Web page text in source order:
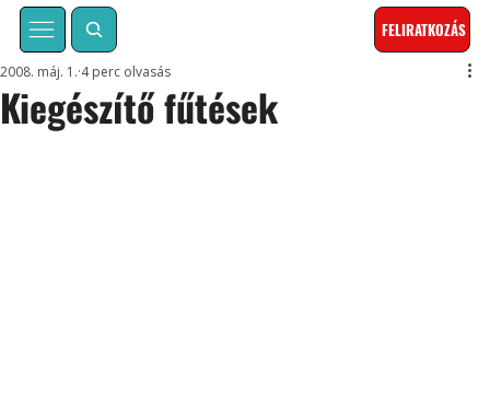
FELIRATKOZÁS
Kiegészítő fűtések
2008. máj. 1. 4 perc olvasás